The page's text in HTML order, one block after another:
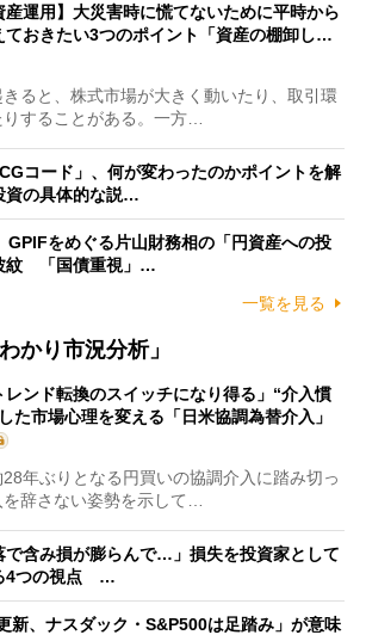
産運用】大災害時に慌てないために平時から
ておきたい3つのポイント「資産の棚卸し…
ると、株式市場が大きく動いたり、取引環
することがある。一方…
コード」、何が変わったのかポイントを解
の具体的な説…
GPIFをめぐる片山財務相の「円資産への投
紋 「国債重視」…
一覧を見る
かり市況分析」
レンド転換のスイッチになり得る」“介入慣
た市場心理を変える「日米協調為替介入」
年ぶりとなる円買いの協調介入に踏み切っ
辞さない姿勢を示して…
で含み損が膨らんで…」損失を投資家として
4つの視点 …
新、ナスダック・S&P500は足踏み」が意味